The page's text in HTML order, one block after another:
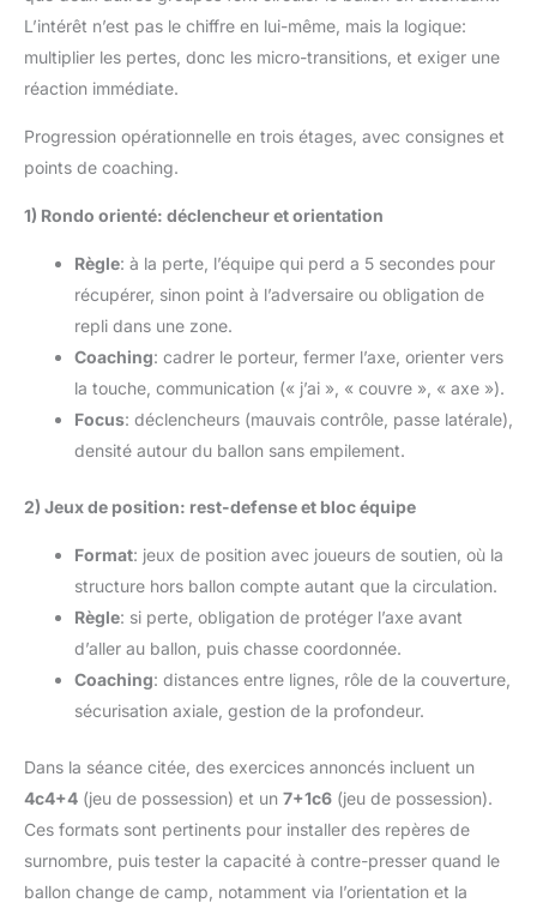
L’intérêt n’est pas le chiffre en lui-même, mais la logique:
multiplier les pertes, donc les micro-transitions, et exiger une
réaction immédiate.
Progression opérationnelle en trois étages, avec consignes et
points de coaching.
1) Rondo orienté: déclencheur et orientation
Règle: à la perte, l’équipe qui perd a 5 secondes pour
récupérer, sinon point à l’adversaire ou obligation de
repli dans une zone.
Coaching: cadrer le porteur, fermer l’axe, orienter vers
la touche, communication (« j’ai », « couvre », « axe »).
Focus: déclencheurs (mauvais contrôle, passe latérale),
densité autour du ballon sans empilement.
2) Jeux de position: rest-defense et bloc équipe
Format: jeux de position avec joueurs de soutien, où la
structure hors ballon compte autant que la circulation.
Règle: si perte, obligation de protéger l’axe avant
d’aller au ballon, puis chasse coordonnée.
Coaching: distances entre lignes, rôle de la couverture,
sécurisation axiale, gestion de la profondeur.
Dans la séance citée, des exercices annoncés incluent un
4c4+4 (jeu de possession) et un 7+1c6 (jeu de possession).
Ces formats sont pertinents pour installer des repères de
surnombre, puis tester la capacité à contre-presser quand le
ballon change de camp, notamment via l’orientation et la